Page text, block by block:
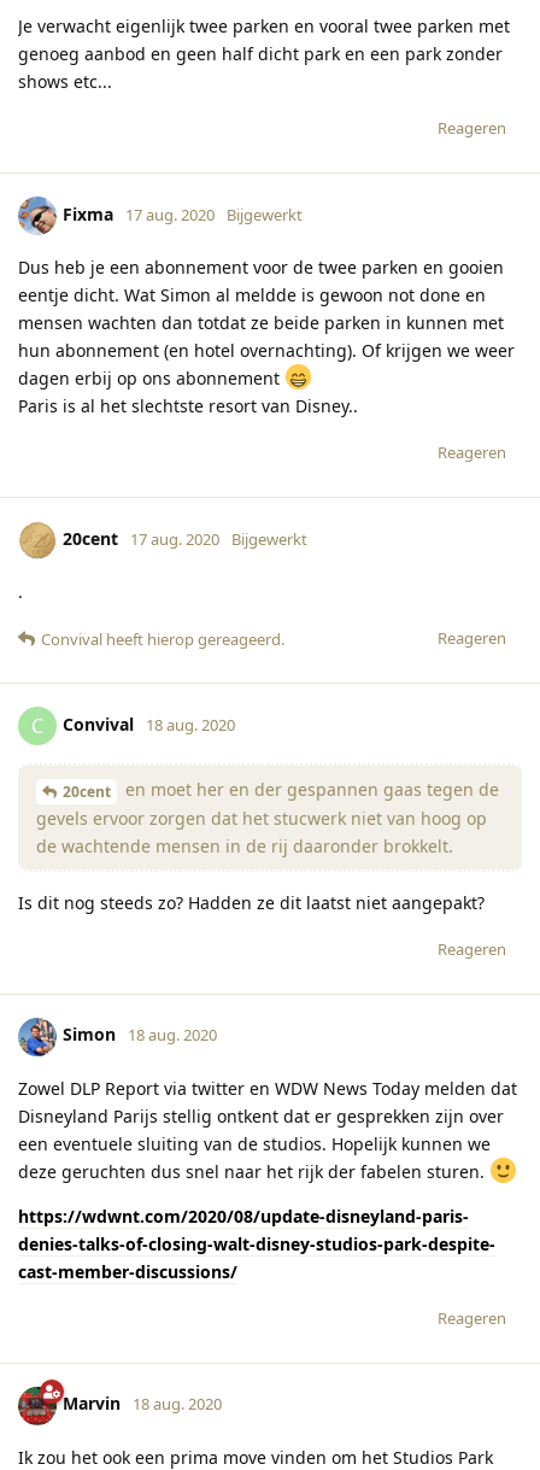
Je verwacht eigenlijk twee parken en vooral twee parken met
genoeg aanbod en geen half dicht park en een park zonder
shows etc...
Reageren
Fixma 17 aug. 2020 Bijgewerkt
Dus heb je een abonnement voor de twee parken en gooien
eentje dicht. Wat Simon al meldde is gewoon not done en
mensen wachten dan totdat ze beide parken in kunnen met
hun abonnement (en hotel overnachting). Of krijgen we weer
dagen erbij op ons abonnement
Paris is al het slechtste resort van Disney..
Reageren
20cent 17 aug. 2020 Bijgewerkt
.
Reageren
Convival heeft hierop gereageerd.
C Convival 18 aug. 2020
20cent
en moet her en der gespannen gaas tegen de
gevels ervoor zorgen dat het stucwerk niet van hoog op
de wachtende mensen in de rij daaronder brokkelt.
Is dit nog steeds zo? Hadden ze dit laatst niet aangepakt?
Reageren
Simon 18 aug. 2020
Zowel DLP Report via twitter en WDW News Today melden dat
Disneyland Parijs stellig ontkent dat er gesprekken zijn over
een eventuele sluiting van de studios. Hopelijk kunnen we
deze geruchten dus snel naar het rijk der fabelen sturen.
https://wdwnt.com/2020/08/update-disneyland-paris-
denies-talks-of-closing-walt-disney-studios-park-despite-
cast-member-discussions/
Reageren
Marvin 18 aug. 2020
Ik zou het ook een prima move vinden om het Studios Park